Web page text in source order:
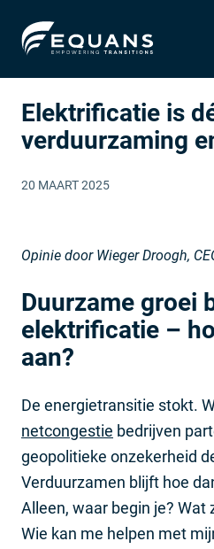
Elektrificatie is
verduurzaming
20 MAART 2025
Opinie door Wieger Droogh,
Duurzame groei
elektrificatie –
aan?
De energietransitie stokt.
netcongestie bedrijven
geopolitieke onzekerheid
Verduurzamen blijft hoe
Alleen, waar begin je? Wat
Wie kan me helpen met